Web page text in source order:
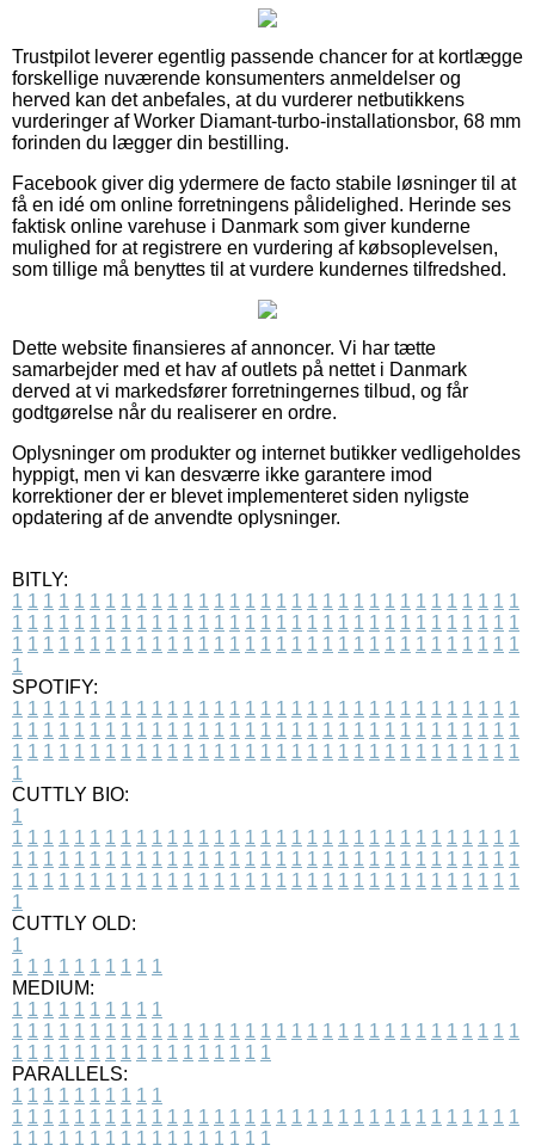
Trustpilot leverer egentlig passende chancer for at kortlægge
forskellige nuværende konsumenters anmeldelser og
herved kan det anbefales, at du vurderer netbutikkens
vurderinger af Worker Diamant-turbo-installationsbor, 68 mm
forinden du lægger din bestilling.
Facebook giver dig ydermere de facto stabile løsninger til at
få en idé om online forretningens pålidelighed. Herinde ses
faktisk online varehuse i Danmark som giver kunderne
mulighed for at registrere en vurdering af købsoplevelsen,
som tillige må benyttes til at vurdere kundernes tilfredshed.
Dette website finansieres af annoncer. Vi har tætte
samarbejder med et hav af outlets på nettet i Danmark
derved at vi markedsfører forretningernes tilbud, og får
godtgørelse når du realiserer en ordre.
Oplysninger om produkter og internet butikker vedligeholdes
hyppigt, men vi kan desværre ikke garantere imod
korrektioner der er blevet implementeret siden nyligste
opdatering af de anvendte oplysninger.
BITLY:
1 1 1 1 1 1 1 1 1 1 1 1 1 1 1 1 1 1 1 1 1 1 1 1 1 1 1 1 1 1 1 1 1
1 1 1 1 1 1 1 1 1 1 1 1 1 1 1 1 1 1 1 1 1 1 1 1 1 1 1 1 1 1 1 1 1
1 1 1 1 1 1 1 1 1 1 1 1 1 1 1 1 1 1 1 1 1 1 1 1 1 1 1 1 1 1 1 1 1
1
SPOTIFY:
1 1 1 1 1 1 1 1 1 1 1 1 1 1 1 1 1 1 1 1 1 1 1 1 1 1 1 1 1 1 1 1 1
1 1 1 1 1 1 1 1 1 1 1 1 1 1 1 1 1 1 1 1 1 1 1 1 1 1 1 1 1 1 1 1 1
1 1 1 1 1 1 1 1 1 1 1 1 1 1 1 1 1 1 1 1 1 1 1 1 1 1 1 1 1 1 1 1 1
1
CUTTLY BIO:
1
1 1 1 1 1 1 1 1 1 1 1 1 1 1 1 1 1 1 1 1 1 1 1 1 1 1 1 1 1 1 1 1 1
1 1 1 1 1 1 1 1 1 1 1 1 1 1 1 1 1 1 1 1 1 1 1 1 1 1 1 1 1 1 1 1 1
1 1 1 1 1 1 1 1 1 1 1 1 1 1 1 1 1 1 1 1 1 1 1 1 1 1 1 1 1 1 1 1 1
1
CUTTLY OLD:
1
1 1 1 1 1 1 1 1 1 1
MEDIUM:
1 1 1 1 1 1 1 1 1 1
1 1 1 1 1 1 1 1 1 1 1 1 1 1 1 1 1 1 1 1 1 1 1 1 1 1 1 1 1 1 1 1 1
1 1 1 1 1 1 1 1 1 1 1 1 1 1 1 1 1
PARALLELS:
1 1 1 1 1 1 1 1 1 1
1 1 1 1 1 1 1 1 1 1 1 1 1 1 1 1 1 1 1 1 1 1 1 1 1 1 1 1 1 1 1 1 1
1 1 1 1 1 1 1 1 1 1 1 1 1 1 1 1 1